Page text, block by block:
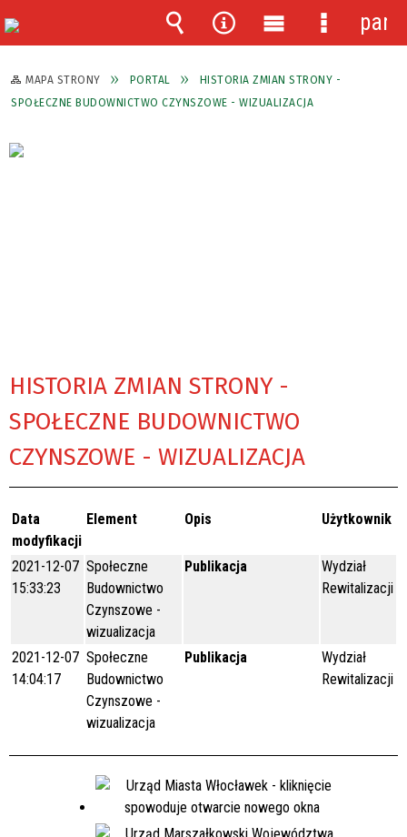
MAPA STRONY PORTAL
HISTORIA ZMIAN STRONY -
SPOŁECZNE BUDOWNICTWO CZYNSZOWE - WIZUALIZACJA
HISTORIA ZMIAN STRONY -
SPOŁECZNE BUDOWNICTWO
CZYNSZOWE - WIZUALIZACJA
Data
modyfikacji
Element Opis Użytkownik
2021-12-07
15:33:23
Społeczne
Budownictwo
Czynszowe -
wizualizacja
Publikacja
Wydział
Rewitalizacji
2021-12-07
14:04:17
Społeczne
Budownictwo
Czynszowe -
wizualizacja
Publikacja
Wydział
Rewitalizacji
Wyszukiwarka
Narzędzia
Menu
główne
Menu